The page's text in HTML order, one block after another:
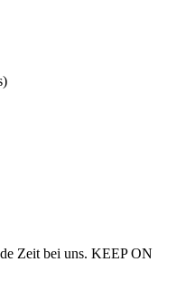
Zeit bei uns. KEEP ON